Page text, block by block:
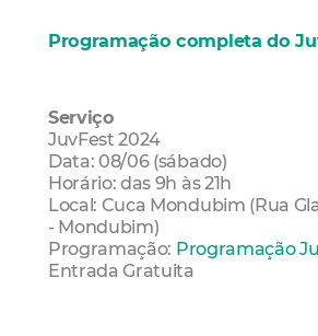
Programação completa do
Serviço
JuvFest 2024
Data: 08/06 (sábado)
Horário: das 9h às 21h
Local: Cuca Mondubim (Rua
- Mondubim)
Programação: Programação
Entrada Gratuita